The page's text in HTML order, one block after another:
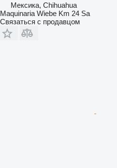
Мексика, Chihuahua
Maquinaria Wiebe Km 24 Sa
Связаться с продавцом